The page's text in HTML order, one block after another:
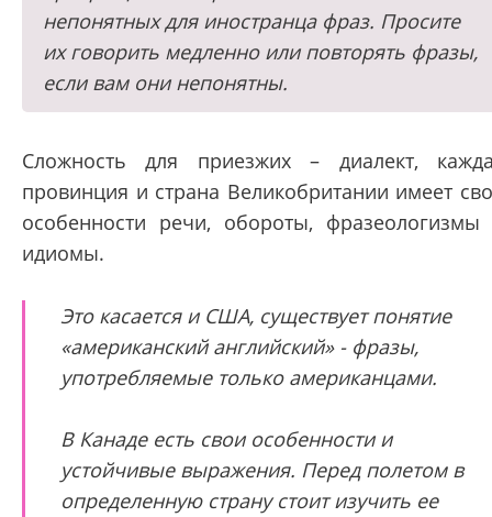
непонятных для иностранца фраз. Просите
их говорить медленно или повторять фразы,
если вам они непонятны.
Сложность для приезжих – диалект,
провинция и страна Великобритании имеет
особенности речи, обороты, фразеологизмы
идиомы.
Это касается и США, существует понятие
«американский английский» - фразы,
употребляемые только американцами.
В Канаде есть свои особенности и
устойчивые выражения. Перед полетом в
определенную страну стоит изучить ее